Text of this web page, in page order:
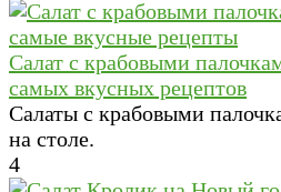
Салат с крабовыми
самых вкусных рецептов
Салаты с крабовыми
на столе.
4